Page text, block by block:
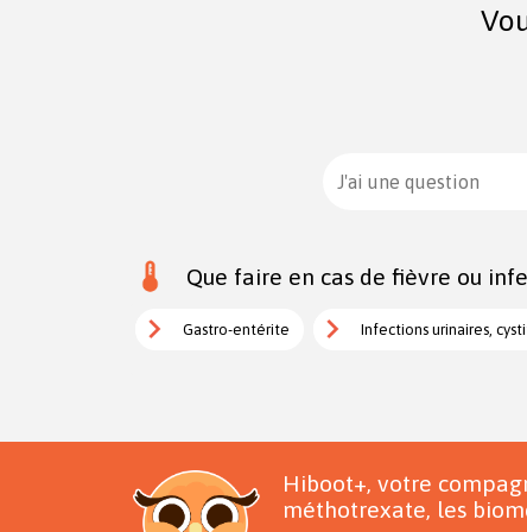
J'ai une question
Que faire en cas de fièvre ou
Gastro-entérite Infections urinaires,
Hiboot+, votre
méthotrexate, les